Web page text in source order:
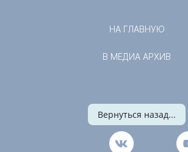
НА ГЛАВНУЮ
В МЕДИА АРХИВ
Вернуться назад...